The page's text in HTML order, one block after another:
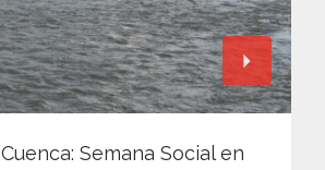
Cuenca: Semana Social en